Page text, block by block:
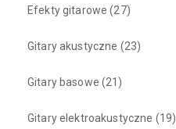
Efekty gitarowe (27)
Gitary akustyczne (23)
Gitary basowe (21)
Gitary elektroakustyczne (19)